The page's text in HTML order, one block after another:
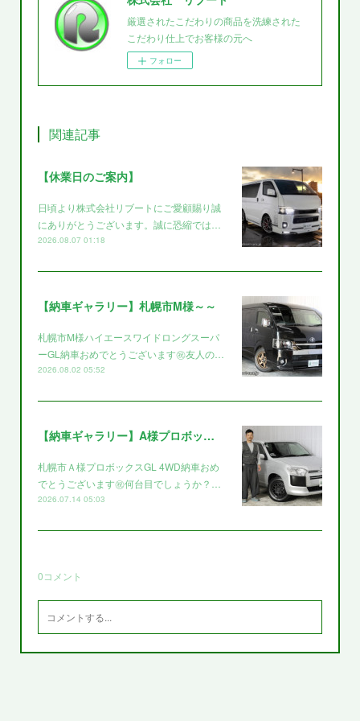
厳選されたこだわりの商品を洗練された
こだわり仕上でお客様の元へ
フォロー
関連記事
【休業日のご案内】
日頃より株式会社リブートにご愛顧賜り誠
にありがとうございます。誠に恐縮では…
2026.08.07 01:18
【納車ギャラリー】札幌市M様～～
札幌市M様ハイエースワイドロングスーパ
ーGL納車おめでとうございます㊗️友人の…
2026.08.02 05:52
【納車ギャラリー】A様プロボックス～～
札幌市Ａ様プロボックスGL 4WD納車おめ
でとうございます㊗️何台目でしょうか？…
2026.07.14 05:03
0コメント